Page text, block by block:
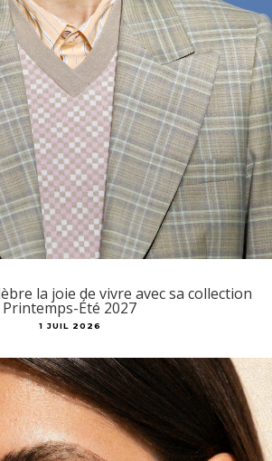
la joie de vivre avec sa collection
Printemps-Été 2027
1 JUIL 2026